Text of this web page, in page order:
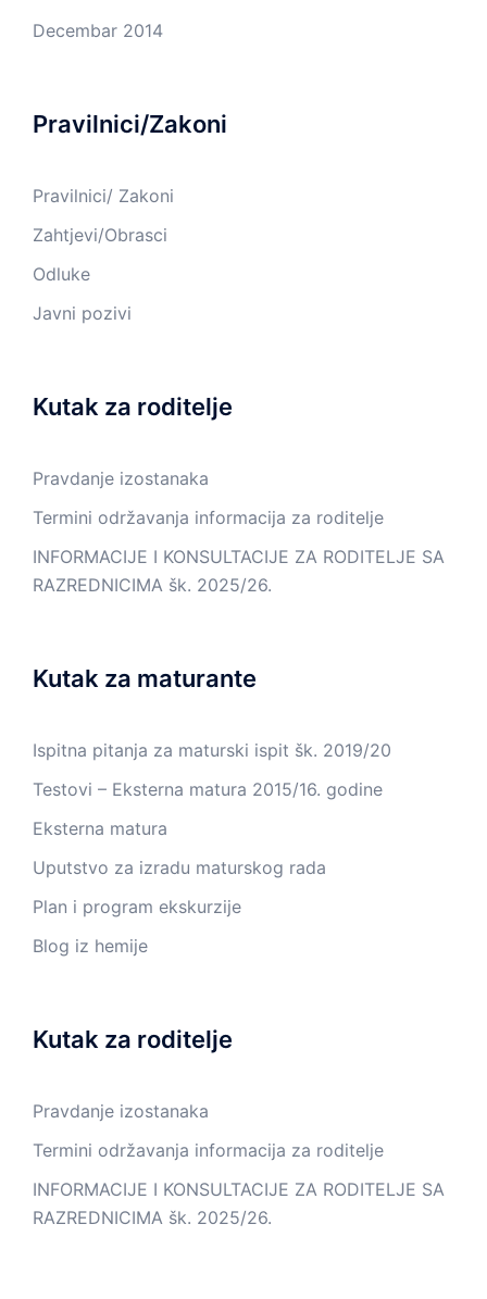
Decembar 2014
Pravilnici/Zakoni
Pravilnici/ Zakoni
Zahtjevi/Obrasci
Odluke
Javni pozivi
Kutak za roditelje
Pravdanje izostanaka
Termini održavanja informacija za roditelje
INFORMACIJE I KONSULTACIJE ZA RODITELJE SA
RAZREDNICIMA šk. 2025/26.
Kutak za maturante
Ispitna pitanja za maturski ispit šk. 2019/20
Testovi – Eksterna matura 2015/16. godine
Eksterna matura
Uputstvo za izradu maturskog rada
Plan i program ekskurzije
Blog iz hemije
Kutak za roditelje
Pravdanje izostanaka
Termini održavanja informacija za roditelje
INFORMACIJE I KONSULTACIJE ZA RODITELJE SA
RAZREDNICIMA šk. 2025/26.